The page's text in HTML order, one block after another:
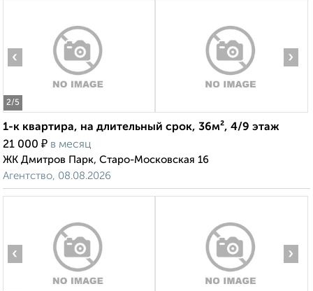
2/5
‹ ›
1-к квартира, на длительный срок, 36м², 4/9 этаж
21 000 ₽ в месяц
ЖК Дмитров Парк, Старо-Московская 16
Агентство, 08.08.2026
‹ ›